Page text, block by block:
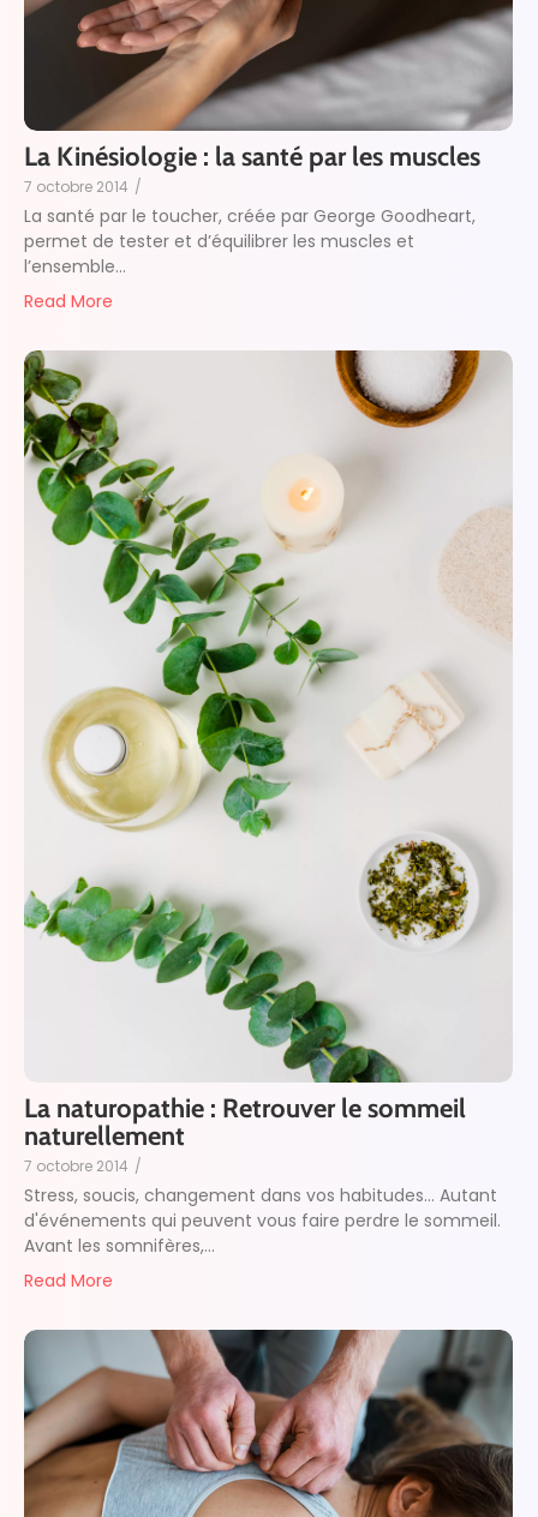
La Kinésiologie : la santé par les muscles
7 octobre 2014 /
La santé par le toucher, créée par George Goodheart,
permet de tester et d’équilibrer les muscles et
l’ensemble...
Read More
La naturopathie : Retrouver le sommeil
naturellement
7 octobre 2014 /
Stress, soucis, changement dans vos habitudes... Autant
d'événements qui peuvent vous faire perdre le sommeil.
Avant les somnifères,...
Read More